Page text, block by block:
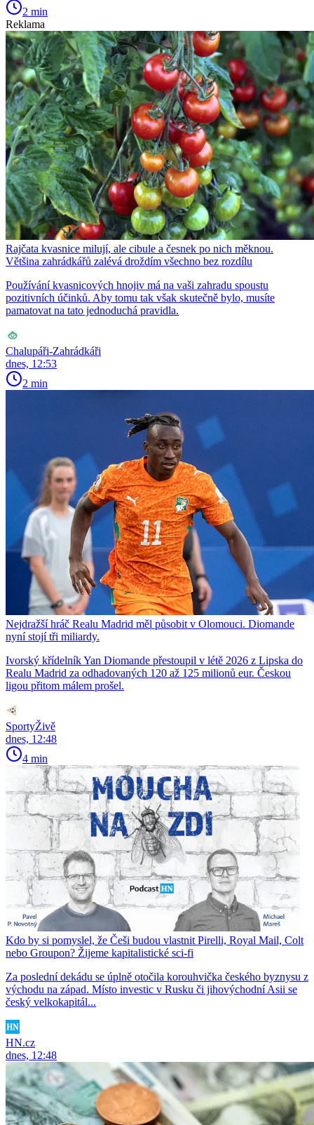
2 min
Reklama
Rajčata kvasnice milují, ale cibule a česnek po nich měknou.
Většina zahrádkářů zalévá droždím všechno bez rozdílu
Používání kvasnicových hnojiv má na vaši zahradu spoustu
pozitivních účinků. Aby tomu tak však skutečně bylo, musíte
pamatovat na tato jednoduchá pravidla.
Chalupáři-Zahrádkáři
dnes, 12:53
2 min
Nejdražší hráč Realu Madrid měl působit v Olomouci. Diomande
nyní stojí tři miliardy.
Ivorský křídelník Yan Diomande přestoupil v létě 2026 z Lipska do
Realu Madrid za odhadovaných 120 až 125 milionů eur. Českou
ligou přitom málem prošel.
SportyŽivě
dnes, 12:48
4 min
Kdo by si pomyslel, že Češi budou vlastnit Pirelli, Royal Mail, Colt
nebo Groupon? Žijeme kapitalistické sci-fi
Za poslední dekádu se úplně otočila korouhvička českého byznysu z
východu na západ. Místo investic v Rusku či jihovýchodní Asii se
český velkokapitál...
HN.cz
dnes, 12:48